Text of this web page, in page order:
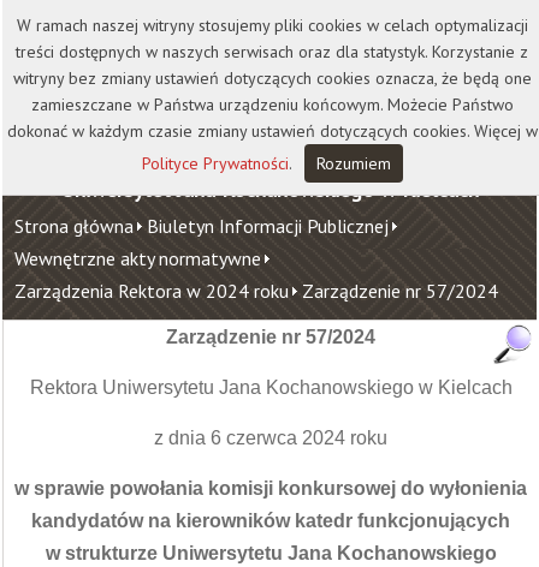
Kontakt Biblioteka
Wydawnictwo
Wirtualna Uczelnia
Uniwersytet Jana Kochanowskiego w Kielcach
Strona główna Biuletyn Informacji Publicznej
Wewnętrzne akty normatywne
Zarządzenia Rektora w 2024 roku Zarządzenie nr 57/2024
Zarządzenie nr 57/2024
Rektora Uniwersytetu Jana Kochanowskiego w Kielcach
z dnia 6 czerwca 2024 roku
w sprawie powołania komisji konkursowej do wyłonienia
kandydatów na kierowników katedr funkcjonujących
w strukturze Uniwersytetu Jana Kochanowskiego
W ramach naszej witryny stosujemy pliki cookies w celach optymalizacji
treści dostępnych w naszych serwisach oraz dla statystyk. Korzystanie z
witryny bez zmiany ustawień dotyczących cookies oznacza, że będą one
zamieszczane w Państwa urządzeniu końcowym. Możecie Państwo
dokonać w każdym czasie zmiany ustawień dotyczących cookies. Więcej w
Polityce Prywatności. Rozumiem